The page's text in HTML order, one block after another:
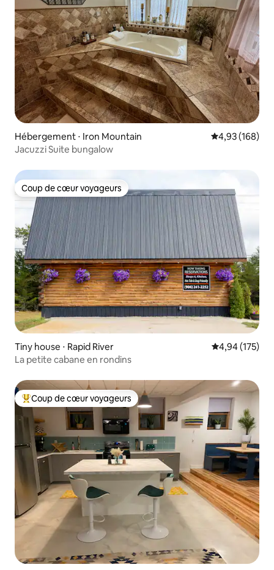
Hébergement ⋅ Iron Mountain Évaluation
4,93 (168)
Jacuzzi Suite bungalow
Coup de cœur voyageurs
Coup de cœur voyageurs
Tiny house ⋅ Rapid River Évaluation
4,94 (175)
La petite cabane en rondins
Coups de cœur voyageurs les plus appréciés
Coup de cœur voyageurs